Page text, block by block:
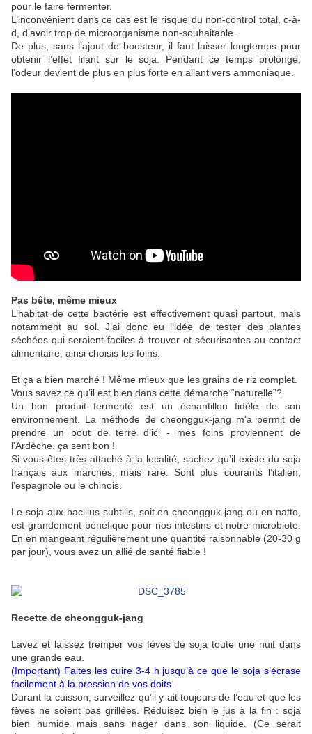
pour le faire fermenter.
L’inconvénient dans ce cas est le risque du non-control total, c-à-
d, d’avoir trop de microorganisme non-souhaitable.
De plus, sans l’ajout de boosteur, il faut laisser longtemps pour
obtenir l’effet filant sur le soja. Pendant ce temps prolongé,
l’odeur devient de plus en plus forte en allant vers ammoniaque.
Pas bête, même mieux
L’habitat de cette bactérie est effectivement quasi partout, mais
notamment au sol. J’ai donc eu l’idée de tester des plantes
séchées qui seraient faciles à trouver et sécurisantes au contact
alimentaire, ainsi choisis les foins.
Et ça a bien marché ! Même mieux que les grains de riz complet.
Vous savez ce qu’il est bien dans cette démarche “naturelle”?
Un bon produit fermenté est un échantillon fidèle de son
environnement. La méthode de cheongguk-jang m'a permit de
prendre un bout de terre d’ici - mes foins proviennent de
l'Ardèche. ça sent bon !
Si vous êtes très attaché à la localité, sachez qu’il existe du soja
français aux marchés, mais rare. Sont plus courants l’italien,
l’espagnole ou le chinois.
Le soja aux bacillus subtilis, soit en cheongguk-jang ou en natto,
est grandement bénéfique pour nos intestins et notre microbiote.
En en mangeant régulièrement une quantité raisonnable (20-30 g
par jour), vous avez un allié de santé fiable !
Recette de cheongguk-jang
Lavez et laissez tremper vos fèves de soja toute une nuit dans
une grande eau.
(Important) Faites les cuire 3-4 h jusqu’à ce que le soja s’écrase
facilement à la pression de vos doits.
Durant la cuisson, surveillez qu’il y ait toujours de l’eau et que les
fèves ne soient pas grillées. Réduisez bien le jus à la fin : soja
bien humide mais sans nager dans son liquide. (Ce serait